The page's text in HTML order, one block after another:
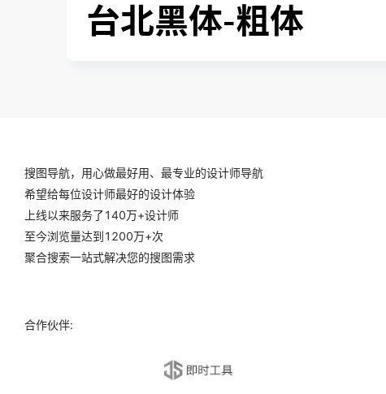
搜图导航，用心做最好用、最专业的设计师导航
希望给每位设计师最好的设计体验
上线以来服务了140万+设计师
至今浏览量达到1200万+次
聚合搜索一站式解决您的搜图需求
合作伙伴: